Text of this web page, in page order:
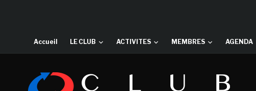
Accueil LE CLUB ACTIVITES MEMBRES AGENDA